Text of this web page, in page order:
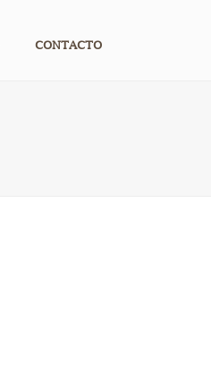
CONTACTO